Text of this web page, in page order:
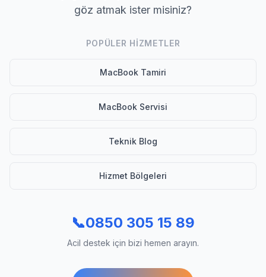
göz atmak ister misiniz?
POPÜLER HIZMETLER
MacBook Tamiri
MacBook Servisi
Teknik Blog
Hizmet Bölgeleri
📞0850 305 15 89
Acil destek için bizi hemen arayın.